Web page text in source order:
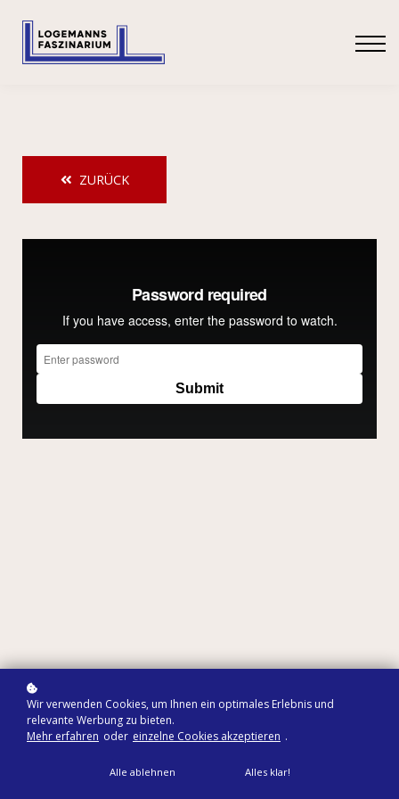
ZURÜCK
Wir verwenden Cookies, um Ihnen ein optimales Erlebnis und
relevante Werbung zu bieten.
Mehr erfahren oder einzelne Cookies akzeptieren .
Alle ablehnen Alles klar!